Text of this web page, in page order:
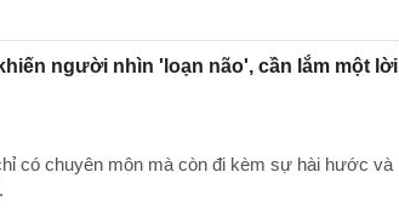
người nhìn 'loạn não', cần lắm một lời
có chuyên môn mà còn đi kèm sự hài hước và